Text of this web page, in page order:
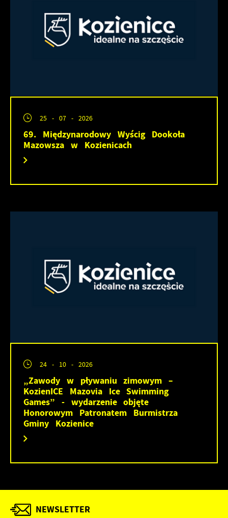
25 - 07 - 2026
69. Międzynarodowy Wyścig Dookoła
Mazowsza w Kozienicach
24 - 10 - 2026
„Zawody w pływaniu zimowym –
KozienICE Mazovia Ice Swimming
Games” - wydarzenie objęte
Honorowym Patronatem Burmistrza
Gminy Kozienice
NEWSLETTER